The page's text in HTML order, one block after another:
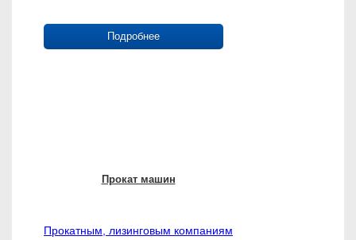
Подробнее
Прокат машин
Прокатным, лизинговым компаниям